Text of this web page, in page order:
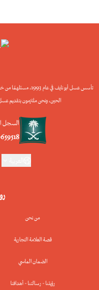
من نحن
قصة العلامة التجارية
الضمان الماسي
رؤيتنا - رسالتنا - أهدافنا
تأسس عسل أبو نايف في
الحين، ونحن ملتزمون بتقديم
السجل